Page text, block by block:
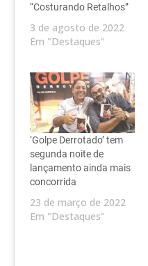
“Costurando Retalhos”
3 de agosto de 2022
Em "Destaques"
‘Golpe Derrotado’ tem
segunda noite de
lançamento ainda mais
concorrida
23 de março de 2022
Em "Destaques"